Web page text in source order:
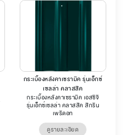
กระเบื้องหลังคาเซรามิค รุ่นเอ็กซ์
เซลล่า คลาสสิค
กระเบื้องหลังคาเซรามิค เอสซีจี
รุ่นเอ็กซ์เซลล่า คลาสสิค สีกรีน
เพริดอท
ดูรายละเอียด